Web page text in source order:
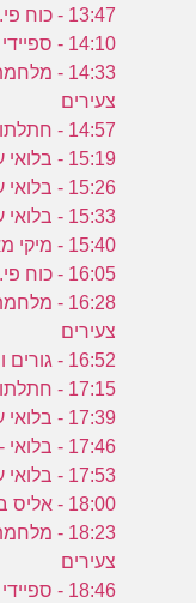
13:47 - כוח פי.ג'יי ע.5 - פרק 116
14:10 - ספיידי וחבריו המופלאים ע.2 - פרק 27
14:33 -
צעירים
14:57 - חתלתולי על - פרק 10
15:19 - בלואי ע.3 - פרק 125
15:26 - בלואי ע.3 - פרק 115
15:33 - בלואי ע.3 - פרק 118
15:40 - מיקי מאוס - כייף של בית ע.2 - פרק 33
16:05 - כוח פי.ג'יי ע.4 - פרק 89
16:28 -
צעירים
16:52 - גורים וחברים ע.5 - פרק 98
17:15 - חתלתולי על - פרק 6
17:39 - בלואי ע.2 - פרק 64
17:46 - בלואי - פרק 16
17:53 - בלואי ע.2 - פרק 70
18:00 - אליס במאפיית הפלאות - פרק 20
18:23 -
צעירים
18:46 - ספיידי וחבריו המופלאים ע.2 - פרק 28